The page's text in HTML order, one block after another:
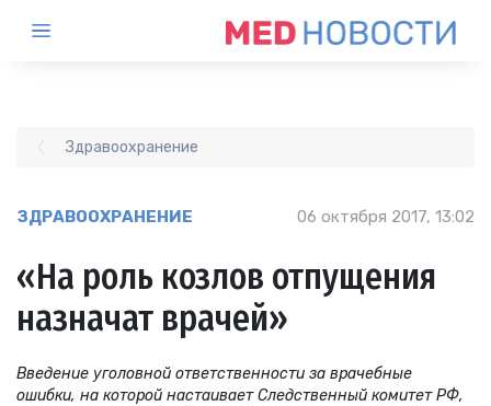
Здравоохранение
ЗДРАВООХРАНЕНИЕ 06 октября 2017, 13:02
«На роль козлов отпущения
назначат врачей»
Введение уголовной ответственности за врачебные
ошибки, на которой настаивает Следственный комитет РФ,